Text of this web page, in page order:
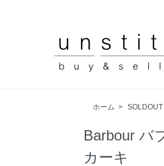
ホーム > SOLDOUT
Barbour バ
カーキ